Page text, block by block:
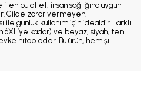
bu atlet, insan sağlığına uygun
Cilde zarar vermeyen,
ile günlük kullanım için idealdir. Farklı
kadar) ve beyaz, siyah, ten
hitap eder. Bu ürün, hem şı